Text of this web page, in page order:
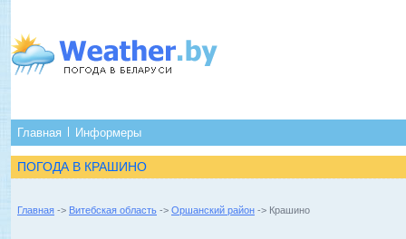
Главная Информеры
ПОГОДА В КРАШИНО
Главная -> Витебская область -> Оршанский район -> Крашино